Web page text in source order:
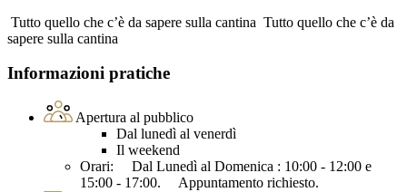
Tutto quello che c’è da sapere sulla cantina Tutto quello che c’è da
sapere sulla cantina
Informazioni pratiche
Apertura al pubblico
Dal lunedì al venerdì
Il weekend
Orari: Dal Lunedì al Domenica : 10:00 - 12:00 e
15:00 - 17:00. Appuntamento richiesto.